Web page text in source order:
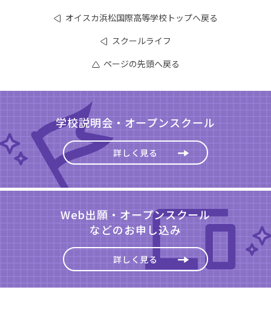
スクールライフ
オイスカ浜松国際高等学校トップへ戻る
ページの先頭へ戻る
学校説明会・オープンスクール
詳しく見る
Web出願・オープンスクール
などのお申し込み
詳しく見る